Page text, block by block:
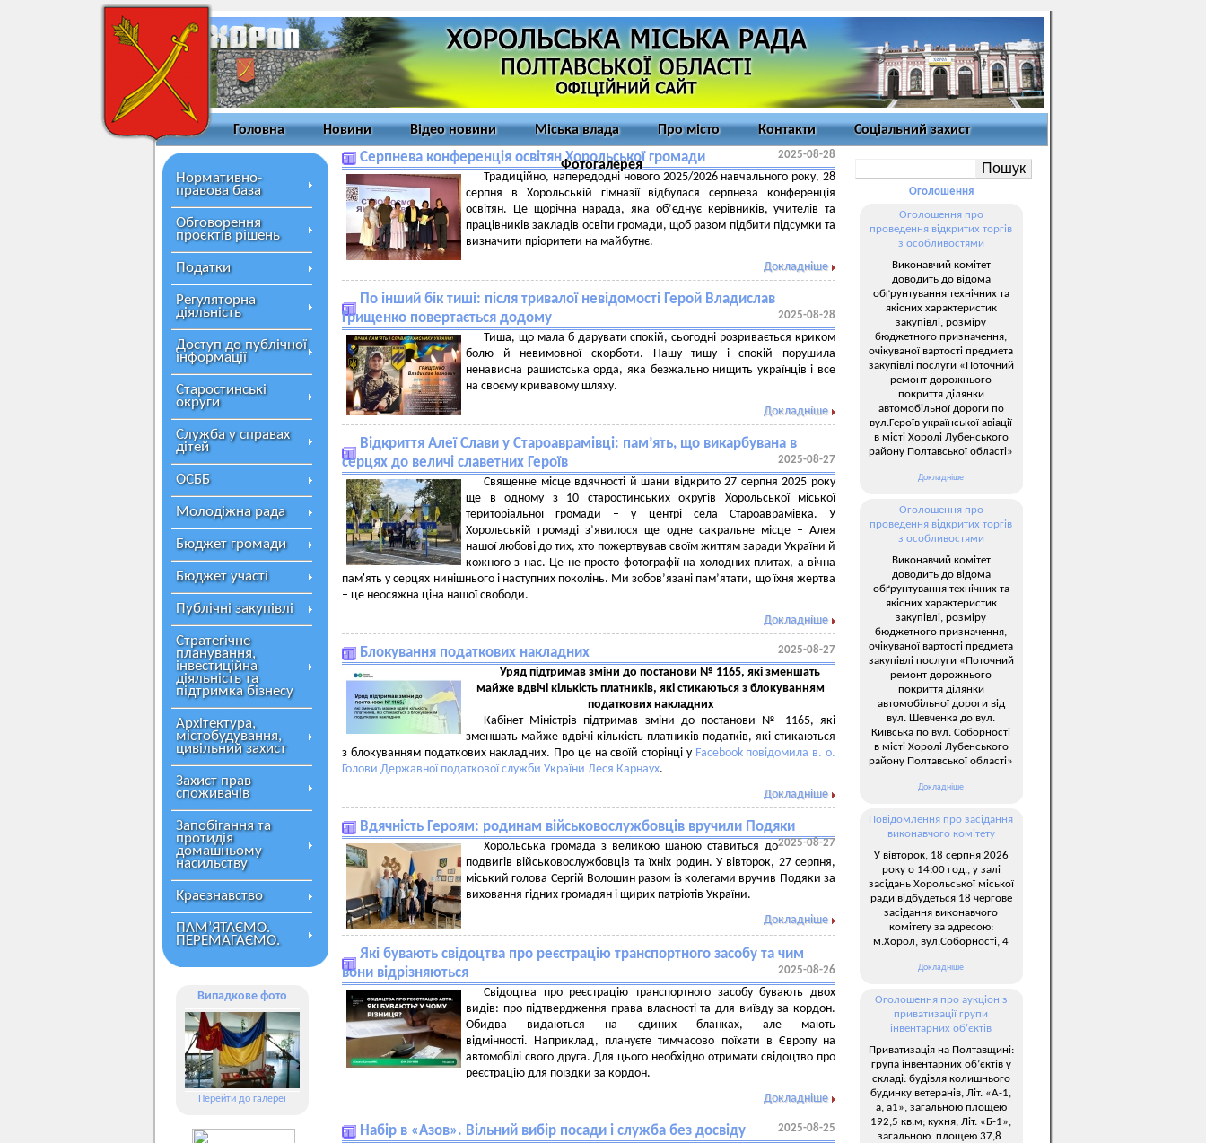
Головна Новини Відео новини Міська влада Про місто Контакти Соціальний захист
Фотогалерея
Нормативно-
правова база
Обговорення
проєктів рішень
Податки
Регуляторна
діяльність
Доступ до публічної
інформації
Старостинські
округи
Служба у справах
дітей
ОСББ
Молодіжна рада
Бюджет громади
Бюджет участі
Публічні закупівлі
Стратегічне
планування,
інвестиційна
діяльність та
підтримка бізнесу
Архітектура,
містобудування,
цивільний захист
Захист прав
споживачів
Запобігання та
протидія
домашньому
насильству
Краєзнавство
ПАМ’ЯТАЄМО.
ПЕРЕМАГАЄМО.
Випадкове фото
Перейти до галереї
Серпнева конференція освітян Хорольської громади 2025-08-28
Традиційно, напередодні нового 2025/2026 навчального року, 28
серпня в Хорольській гімназії відбулася серпнева конференція
освітян. Це щорічна нарада, яка об’єднує керівників, учителів та
працівників закладів освіти громади, щоб разом підбити підсумки та
визначити пріоритети на майбутнє.
Докладніше
По інший бік тиші: після тривалої невідомості Герой Владислав
Грищенко повертається додому
2025-08-28
Тиша, що мала б дарувати спокій, сьогодні розривається криком
болю й невимовної скорботи. Нашу тишу і спокій порушила
ненависна рашистська орда, яка безжально нищить українців і все
на своєму кривавому шляху.
Докладніше
Відкриття Алеї Слави у Староаврамівці: пам’ять, що викарбувана в
серцях до величі славетних Героїв
2025-08-27
Священне місце вдячності й шани відкрито 27 серпня 2025 року
ще в одному з 10 старостинських округів Хорольської міської
територіальної громади – у центрі села Староаврамівка. У
Хорольській громаді з’явилося ще одне сакральне місце – Алея
нашої любові до тих, хто пожертвував своїм життям заради України й
кожного з нас. Це не просто фотографії на холодних плитах, а вічна
пам'ять у серцях нинішнього і наступних поколінь. Ми зобов’язані пам’ятати, що їхня жертва
– це неосяжна ціна нашої свободи.
Докладніше
Блокування податкових накладних 2025-08-27
Уряд підтримав зміни до постанови № 1165, які зменшать
майже вдвічі кількість платників, які стикаються з блокуванням
податкових накладних
Кабінет Міністрів підтримав зміни до постанови № 1165, які
зменшать майже вдвічі кількість платників податків, які стикаються
з блокуванням податкових накладних. Про це на своїй сторінці у Facebook повідомила в. о.
Голови Державної податкової служби України Леся Карнаух.
Докладніше
Вдячність Героям: родинам військовослужбовців вручили Подяки
2025-08-27
Хорольська громада з великою шаною ставиться до
подвигів військовослужбовців та їхніх родин. У вівторок, 27 серпня,
міський голова Сергій Волошин разом із колегами вручив Подяки за
виховання гідних громадян і щирих патріотів України.
Докладніше
Які бувають свідоцтва про реєстрацію транспортного засобу та чим
вони відрізняються
2025-08-26
Свідоцтва про реєстрацію транспортного засобу бувають двох
видів: про підтвердження права власності та для виїзду за кордон.
Обидва видаються на єдиних бланках, але мають
відмінності. Наприклад, плануєте тимчасово поїхати в Європу на
автомобілі свого друга. Для цього необхідно отримати свідоцтво про
реєстрацію для поїздки за кордон.
Докладніше
Набір в «Азов». Вільний вибір посади і служба без досвіду 2025-08-25
Оголошення
Оголошення про
проведення відкритих торгів
з особливостями
Виконавчий комітет
доводить до відома
обґрунтування технічних та
якісних характеристик
закупівлі, розміру
бюджетного призначення,
очікуваної вартості предмета
закупівлі послуги «Поточний
ремонт дорожнього
покриття ділянки
автомобільної дороги по
вул.Героїв української авіації
в місті Хоролі Лубенського
району Полтавської області»
Докладніше
Оголошення про
проведення відкритих торгів
з особливостями
Виконавчий комітет
доводить до відома
обґрунтування технічних та
якісних характеристик
закупівлі, розміру
бюджетного призначення,
очікуваної вартості предмета
закупівлі послуги «Поточний
ремонт дорожнього
покриття ділянки
автомобільної дороги від
вул. Шевченка до вул.
Київська по вул. Соборності
в місті Хоролі Лубенського
району Полтавської області»
Докладніше
Повідомлення про засідання
виконавчого комітету
У вівторок, 18 серпня 2026
року о 14:00 год., у залі
засідань Хорольської міської
ради відбудеться 18 чергове
засідання виконавчого
комітету за адресою:
м.Хорол, вул.Соборності, 4
Докладніше
Оголошення про аукціон з
приватизації групи
інвентарних об’єктів
Приватизація на Полтавщині:
група інвентарних об’єктів у
складі: будівля колишнього
будинку ветеранів, Літ. «А-1,
а, а1», загальною площею
192,5 кв.м; кухня, Літ. «Б-1»,
загальною площею 37,8